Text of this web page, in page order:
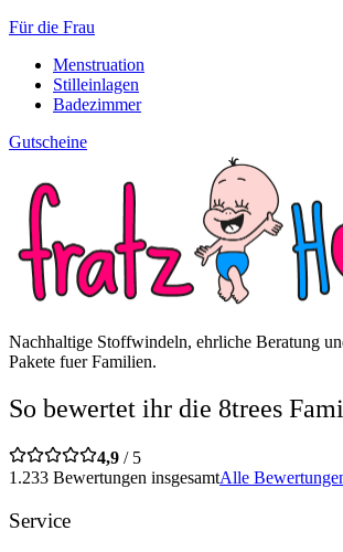
Für die Frau
Menstruation
Stilleinlagen
Badezimmer
Gutscheine
Nachhaltige Stoffwindeln, ehrliche Beratung
Pakete fuer Familien.
So bewertet ihr die 8trees
4,9 / 5
1.233 Bewertungen insgesamtAlle
Service